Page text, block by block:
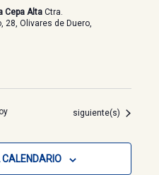
Cepa Alta Ctra.
28, Olivares de Duero,
Eventos
siguiente(s)